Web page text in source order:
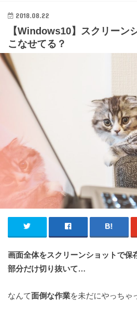
2018.08.22
【Windows10】スクリーン
こなせてる？
画面全体をスクリーンショットで保
部分だけ切り抜いて…
なんて面倒な作業を未だにやっちゃ